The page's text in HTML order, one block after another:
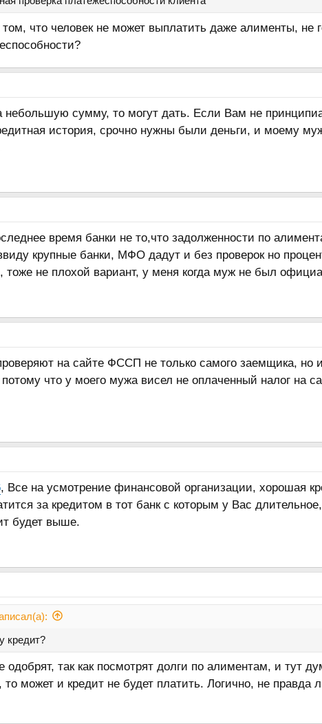
что человек не может выплатить даже алименты, не
небольшую сумму, то могут дать. Если Вам не
история, срочно нужны были деньги, и моему
время банки не то,что задолженности по
крупные банки, МФО дадут и без проверок но
, тоже не плохой вариант, у меня когда муж не был
на сайте ФССП не только самого заемщика, но
что у моего мужа висел не оплаченный налог на
, Все на усмотрение финансовой организации, хорошая
за кредитом в тот банк с которым у Вас
будет выше.
кредит?
одобрят, так как посмотрят долги по алиментам, и тут
то может и кредит не будет платить. Логично, не